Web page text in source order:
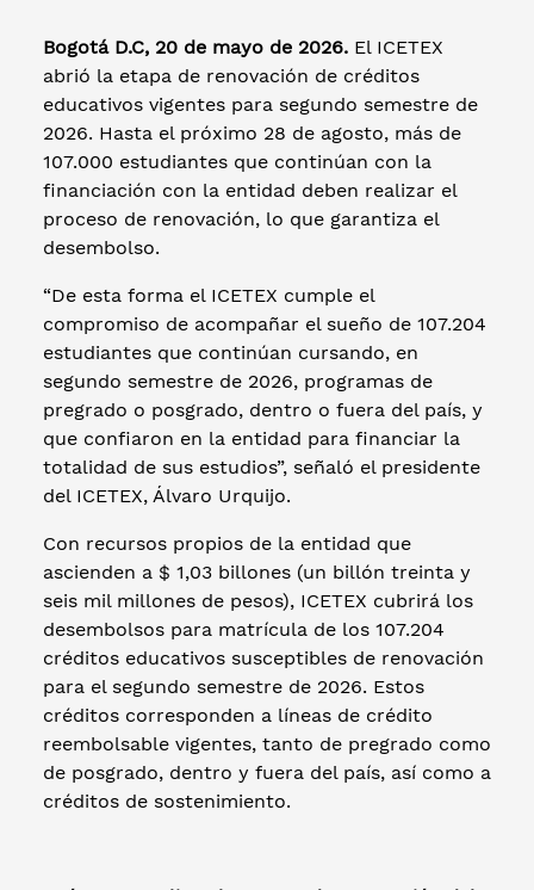
Bogotá D.C, 20 de mayo de 2026. El ICETEX
abrió la etapa de renovación de créditos
educativos vigentes para segundo semestre de
2026. Hasta el próximo 28 de agosto, más de
107.000 estudiantes que continúan con la
financiación con la entidad deben realizar el
proceso de renovación, lo que garantiza el
desembolso.
“De esta forma el ICETEX cumple el
compromiso de acompañar el sueño de 107.204
estudiantes que continúan cursando, en
segundo semestre de 2026, programas de
pregrado o posgrado, dentro o fuera del país, y
que confiaron en la entidad para financiar la
totalidad de sus estudios”, señaló el presidente
del ICETEX, Álvaro Urquijo.
Con recursos propios de la entidad que
ascienden a $ 1,03 billones (un billón treinta y
seis mil millones de pesos), ICETEX cubrirá los
desembolsos para matrícula de los 107.204
créditos educativos susceptibles de renovación
para el segundo semestre de 2026. Estos
créditos corresponden a líneas de crédito
reembolsable vigentes, tanto de pregrado como
de posgrado, dentro y fuera del país, así como a
créditos de sostenimiento.